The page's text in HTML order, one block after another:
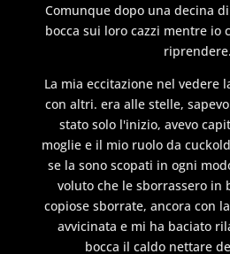
Comunque dopo una decina
bocca sui loro cazzi mentre io
riprendere.
La mia eccitazione nel vedere
con altri. era alle stelle,
stato solo l'inizio, avevo
moglie e il mio ruolo da
se la sono scopati in ogni
voluto che le sborrassero in
copiose sborrate, ancora con
avvicinata e mi ha baciato
bocca il caldo nettare